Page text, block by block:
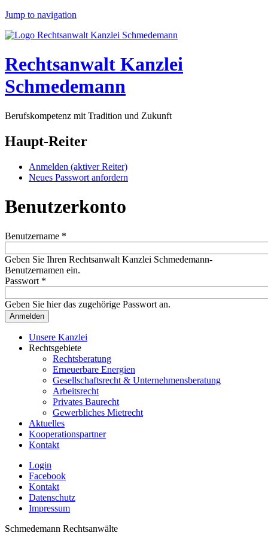
Jump to navigation
Rechtsanwalt Kanzlei
Schmedemann
Berufskompetenz mit Tradition und Zukunft
Haupt-Reiter
Anmelden (aktiver Reiter)
Neues Passwort anfordern
Benutzerkonto
Benutzername *
Geben Sie Ihren Rechtsanwalt Kanzlei Schmedemann-
Benutzernamen ein.
Passwort *
Geben Sie hier das zugehörige Passwort an.
Unsere Kanzlei
Rechtsgebiete
Rechtsberatung
Erneuerbare Energien
Gesellschaftsrecht & Unternehmensberatung
Arbeitsrecht
Privates Baurecht
Gewerbliches Mietrecht
Aktuelles
Kooperationspartner
Kontakt
Login
Facebook
Kontakt
Datenschutz
Impressum
Schmedemann Rechtsanwälte